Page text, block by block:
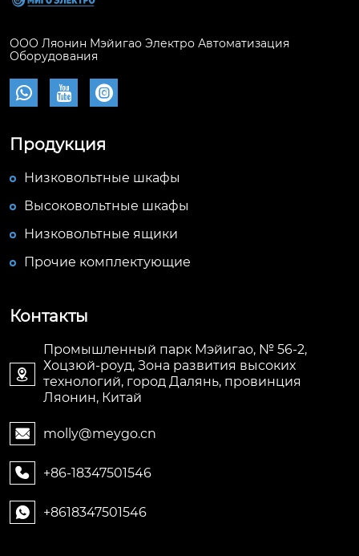
ООО Ляонин Мэйигао Электро Автоматизация
Оборудования
  
Продукция
Низковольтные шкафы
Высоковольтные шкафы
Низковольтные ящики
Прочие комплектующие
Контакты

Промышленный парк Мэйигао, № 56-2,
Хоцзюй-роуд, Зона развития высоких
технологий, город Далянь, провинция
Ляонин, Китай
 molly@meygo.cn
 +86-18347501546
 +8618347501546